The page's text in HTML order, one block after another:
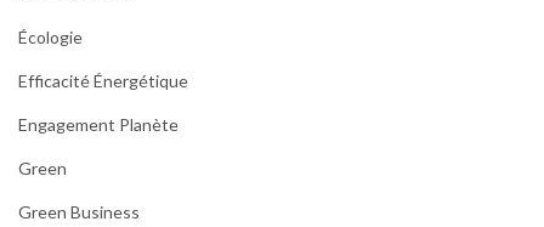
Écologie
Efficacité Énergétique
Engagement Planète
Green
Green Business